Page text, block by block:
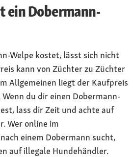
ein Dobermann-
Welpe kostet, lässt sich nicht
kann von Züchter zu Züchter
Allgemeinen liegt der Kaufpreis
du dir einen Dobermann-
lass dir Zeit und achte auf
Wer online im
einem Dobermann sucht,
auf illegale Hundehändler.